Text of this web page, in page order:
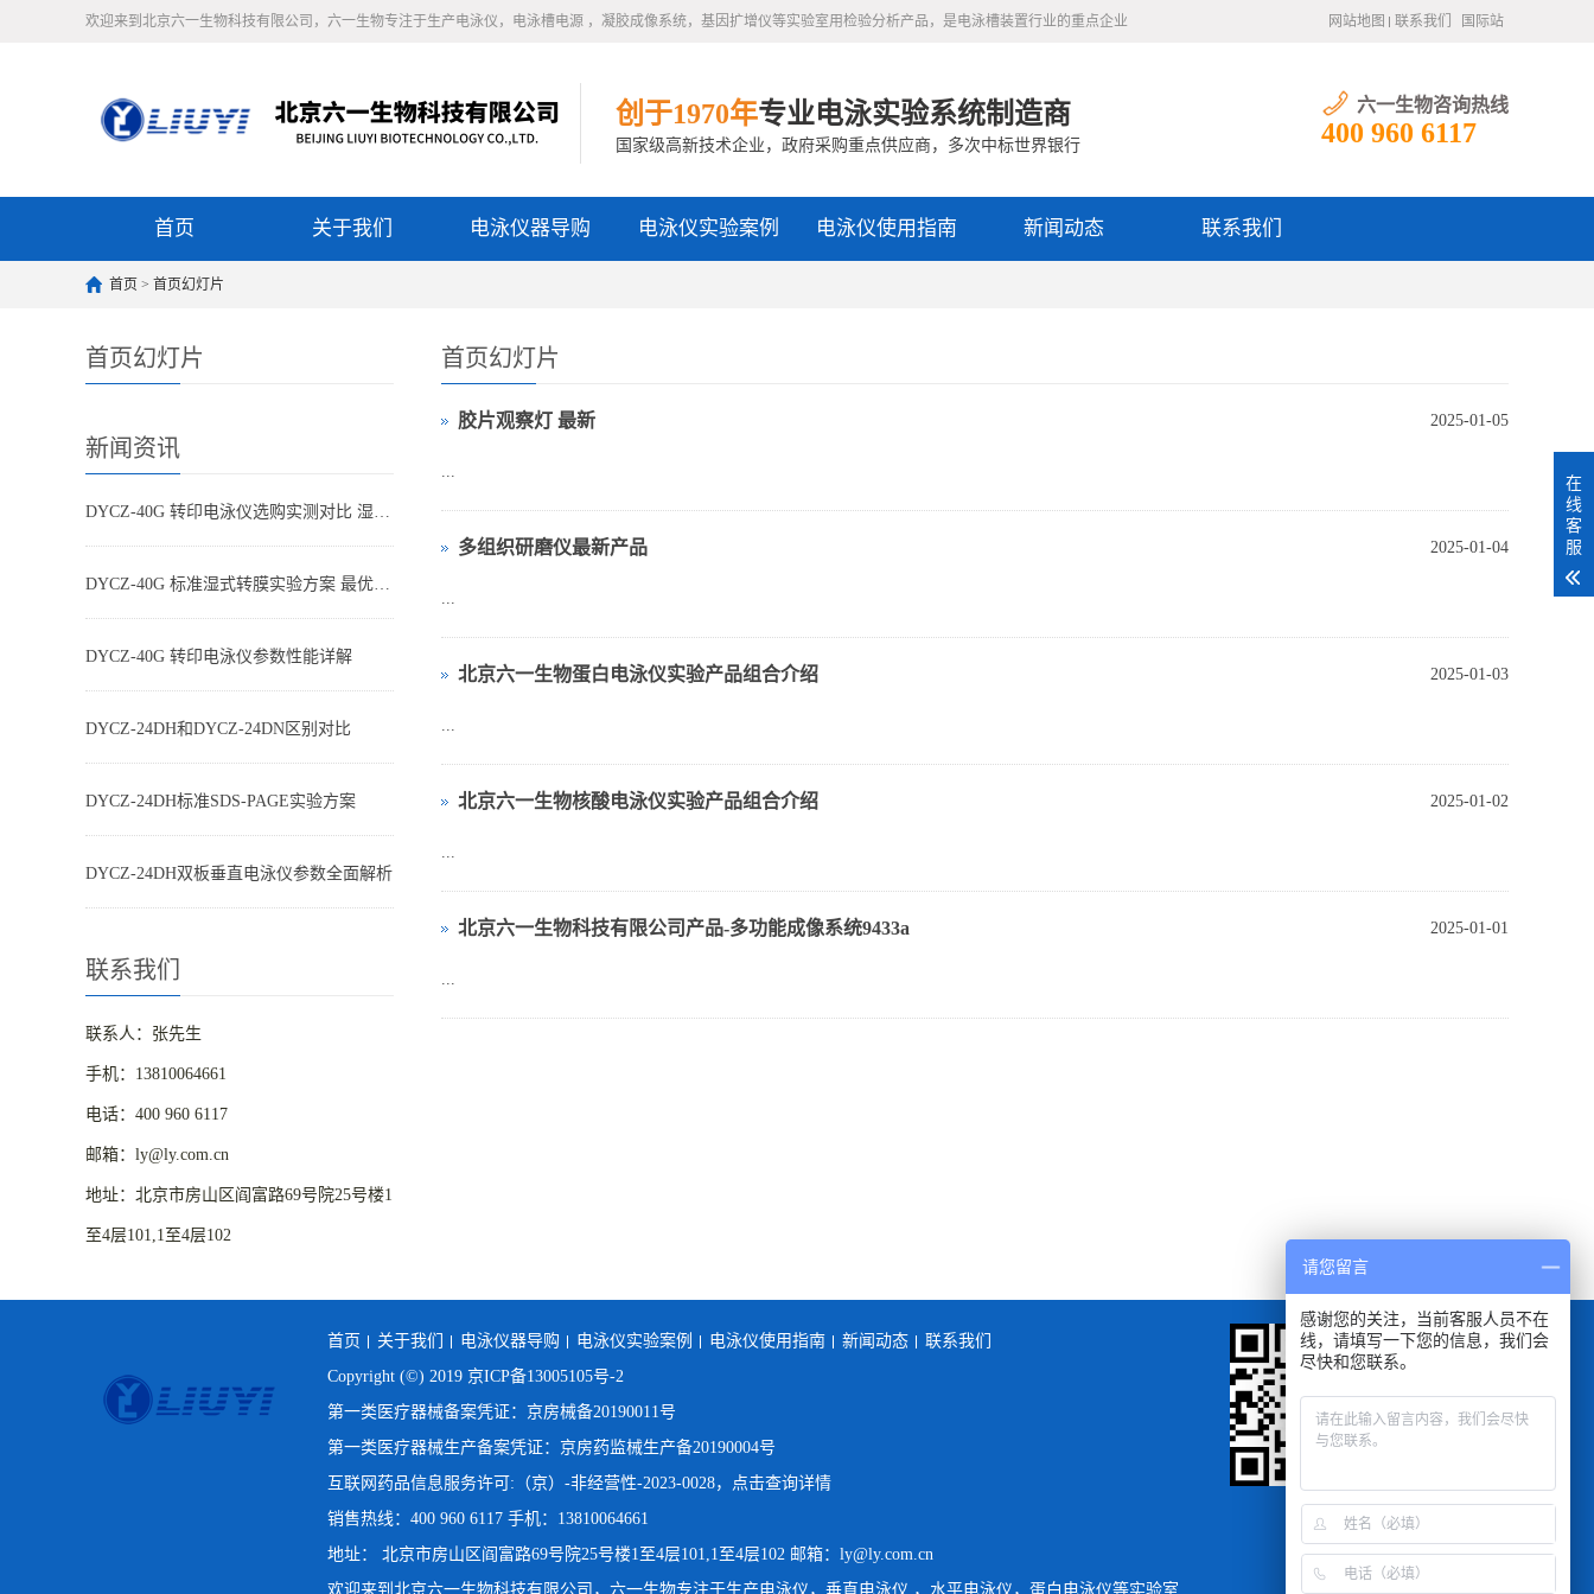
欢迎来到北京六一生物科技有限公司，六一生物专注于生产电泳仪，电泳槽电源 ，凝胶成像系统，基因扩增仪等实验室用检验分析产品，是电泳槽装置行业的重点企业 网站地图 联系我们 国际站
创于1970年专业电泳实验系统制造商
国家级高新技术企业，政府采购重点供应商，多次中标世界银行
六一生物咨询热线
400 960 6117
首页 关于我们 电泳仪器导购 电泳仪实验案例 电泳仪使用指南 新闻动态 联系我们
首页 > 首页幻灯片
首页幻灯片
新闻资讯
DYCZ-40G 转印电泳仪选购实测对比 湿转设备怎么选不踩坑
DYCZ-40G 标准湿式转膜实验方案 最优参数搭配
DYCZ-40G 转印电泳仪参数性能详解
DYCZ-24DH和DYCZ-24DN区别对比
DYCZ-24DH标准SDS-PAGE实验方案
DYCZ-24DH双板垂直电泳仪参数全面解析
联系我们
联系人：张先生
手机：13810064661
电话：400 960 6117
邮箱：ly@ly.com.cn
地址：北京市房山区阎富路69号院25号楼1
至4层101,1至4层102
首页幻灯片
2025-01-05
胶片观察灯 最新
...
2025-01-04
多组织研磨仪最新产品
...
2025-01-03
北京六一生物蛋白电泳仪实验产品组合介绍
...
2025-01-02
北京六一生物核酸电泳仪实验产品组合介绍
...
2025-01-01
北京六一生物科技有限公司产品-多功能成像系统9433a
...
首页 关于我们 电泳仪器导购 电泳仪实验案例 电泳仪使用指南 新闻动态
联系我们
Copyright (©) 2019 京ICP备13005105号-2
第一类医疗器械备案凭证：京房械备20190011号
第一类医疗器械生产备案凭证：京房药监械生产备20190004号
互联网药品信息服务许可:（京）-非经营性-2023-0028，点击查询详情
销售热线：400 960 6117 手机：13810064661
地址： 北京市房山区阎富路69号院25号楼1至4层101,1至4层102 邮箱：ly@ly.com.cn
欢迎来到北京六一生物科技有限公司，六一生物专注于生产 电泳仪 ， 垂直电泳仪 ， 水平电泳仪 ， 蛋白电泳仪等实验室
手机浏览查看
在
线
客
服
请您留言
感谢您的关注，当前客服人员不在
线，请填写一下您的信息，我们会
尽快和您联系。